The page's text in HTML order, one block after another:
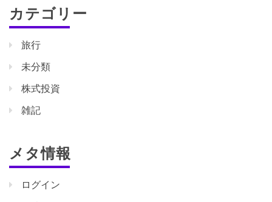
カテゴリー
旅行
未分類
株式投資
雑記
メタ情報
ログイン